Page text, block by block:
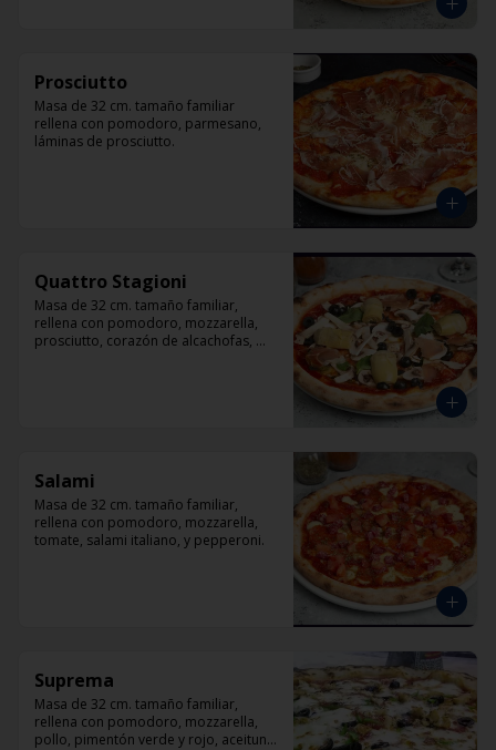
Prosciutto
Masa de 32 cm. tamaño familiar
rellena con pomodoro, parmesano,
láminas de prosciutto.
Quattro Stagioni
Masa de 32 cm. tamaño familiar,
rellena con pomodoro, mozzarella,
prosciutto, corazón de alcachofas,
Salami
Masa de 32 cm. tamaño familiar,
rellena con pomodoro, mozzarella,
tomate, salami italiano, y pepperoni.
Suprema
Masa de 32 cm. tamaño familiar,
rellena con pomodoro, mozzarella,
pollo, pimentón verde y rojo, aceituna